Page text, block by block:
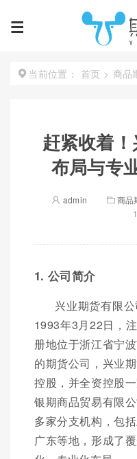
当前位置： 首页 > 商品
赶紧收着
布局与专
admin 商品
1. 公司简介
兴业期货有限
1993年3月22日，
册地位于浙江省宁
的期货公司，兴业
控股，并全资控股
银期商品贸易有限
多家分支机构，包
广东等地，形成了